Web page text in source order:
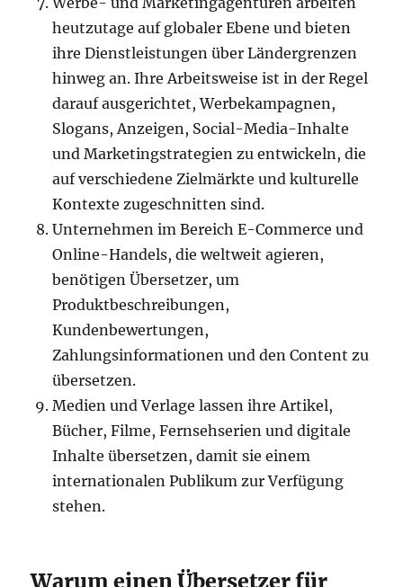
heutzutage auf globaler Ebene und bieten
ihre Dienstleistungen über Ländergrenzen
hinweg an. Ihre Arbeitsweise ist in der Regel
darauf ausgerichtet, Werbekampagnen,
Slogans, Anzeigen, Social-Media-Inhalte
und Marketingstrategien zu entwickeln, die
auf verschiedene Zielmärkte und kulturelle
Kontexte zugeschnitten sind.
Unternehmen im Bereich E-Commerce und
Online-Handels, die weltweit agieren,
benötigen Übersetzer, um
Produktbeschreibungen,
Kundenbewertungen,
Zahlungsinformationen und den Content zu
übersetzen.
Medien und Verlage lassen ihre Artikel,
Bücher, Filme, Fernsehserien und digitale
Inhalte übersetzen, damit sie einem
internationalen Publikum zur Verfügung
stehen.
Warum einen Übersetzer für